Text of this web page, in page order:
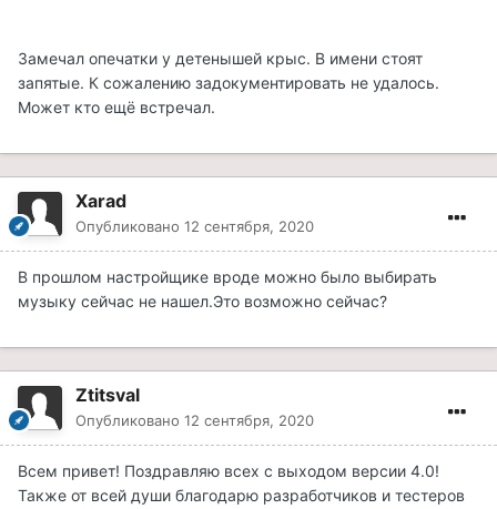
Замечал опечатки у детенышей крыс. В имени стоят
запятые. К сожалению задокументировать не удалось.
Может кто ещё встречал.
Xarad
Опубликовано 12 сентября, 2020
В прошлом настройщике вроде можно было выбирать
музыку сейчас не нашел.Это возможно сейчас?
Ztitsval
Опубликовано 12 сентября, 2020
Всем привет! Поздравляю всех с выходом версии 4.0!
Также от всей души благодарю разработчиков и тестеров